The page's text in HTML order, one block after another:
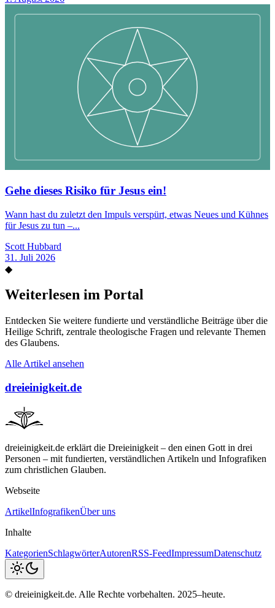
Gehe dieses Risiko für Jesus ein!
Wann hast du zuletzt den Impuls verspürt, etwas Neues und Kühnes
für Jesus zu tun –...
Scott Hubbard
31. Juli 2026
◆
Weiterlesen im Portal
Entdecken Sie weitere fundierte und verständliche Beiträge über die
Heilige Schrift, zentrale theologische Fragen und relevante Themen
des Glaubens.
Alle Artikel ansehen
dreieinigkeit.de
dreieinigkeit.de erklärt die Dreieinigkeit – den einen Gott in drei
Personen – mit fundierten, verständlichen Artikeln und Infografiken
zum christlichen Glauben.
Webseite
ArtikelInfografikenÜber uns
Inhalte
KategorienSchlagwörterAutorenRSS-FeedImpressumDatenschutz
© dreieinigkeit.de. Alle Rechte vorbehalten. 2025–heute.